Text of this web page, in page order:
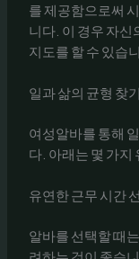
를 제공함으로써
니다. 이 경우 자신
지도를 할 수 있습
일과 삶의 균형 찾기
여성알바를 통해
다. 아래는 몇 가지
유연한 근무 시간
알바를 선택할 때